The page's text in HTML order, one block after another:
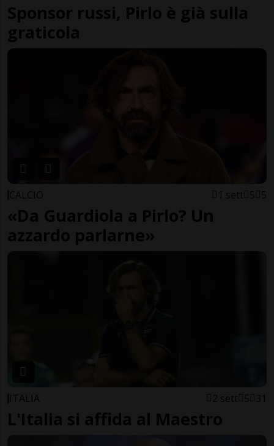
Sponsor russi, Pirlo è già sulla
graticola
CALCIO 1 sett 5 5
«Da Guardiola a Pirlo? Un
azzardo parlarne»
ITALIA 2 sett 5 31
L'Italia si affida al Maestro